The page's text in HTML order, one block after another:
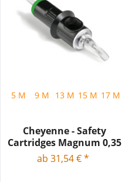
5 M 9 M 13 M 15 M 17 M
Cheyenne - Safety
Cartridges Magnum 0,35
mm...
ab 31,54 € *